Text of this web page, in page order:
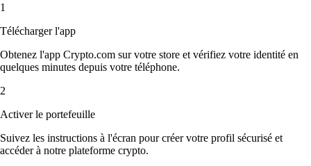
1
Télécharger l'app
Obtenez l'app Crypto.com sur votre store et vérifiez votre identité en
quelques minutes depuis votre téléphone.
2
Activer le portefeuille
Suivez les instructions à l'écran pour créer votre profil sécurisé et
accéder à notre plateforme crypto.